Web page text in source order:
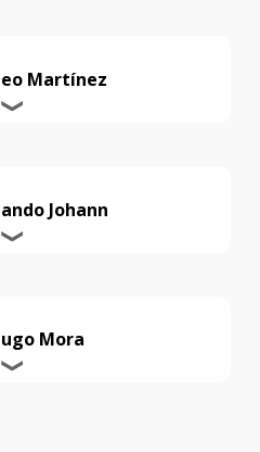
Martínez
Johann
Mora